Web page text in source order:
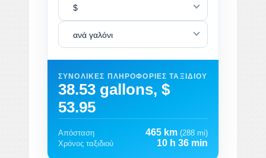
$
ανά γαλόνι
ΣΥΝΟΛΙΚΈΣ ΠΛΗΡΟΦΟΡΊΕΣ ΤΑΞΙΔΙΟΎ
38.53 gallons, $
53.95
Απόσταση 465 km (288 mi)
Χρόνος ταξιδιού
10 h 36 min